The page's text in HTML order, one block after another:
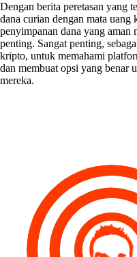
Dengan berita peretasan yang
dana curian dengan mata uang
penyimpanan dana yang aman
penting. Sangat penting,
kripto, untuk memahami
dan membuat opsi yang benar
mereka.